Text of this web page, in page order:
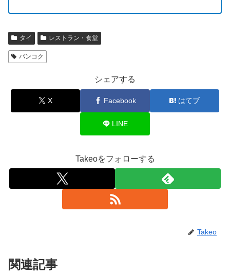
タイ レストラン・食堂
バンコク
シェアする
X Facebook はてブ
LINE
Takeoをフォローする
Takeo
関連記事